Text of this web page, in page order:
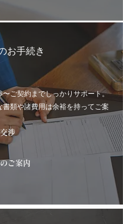
お手続き
〜ご契約までしっかりサポート。
書類や諸費用は余裕を持ってご案
渉
ご案内